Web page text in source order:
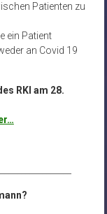
Patienten zu
ein Patient
an Covid 19
RKI am 28.